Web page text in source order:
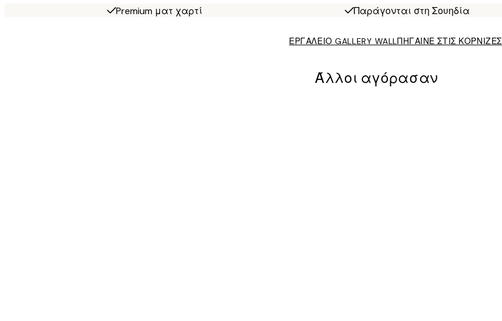
Premium ματ χαρτί Παράγονται στη Σουηδία
ΕΡΓΑΛΕΙΟ GALLERY WALLΠΗΓΑΙΝΕ ΣΤΙΣ ΚΟΡΝΙΖΕΣ
Άλλοι αγόρασαν